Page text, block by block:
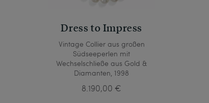
Dress to Impress
Vintage Collier aus großen
Südseeperlen mit
Wechselschließe aus Gold &
Diamanten, 1998
8.190,00 €